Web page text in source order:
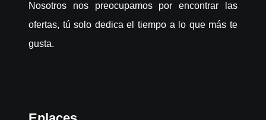
Nosotros nos preocupamos por encontrar las
ofertas, tú solo dedica el tiempo a lo que más te
gusta.